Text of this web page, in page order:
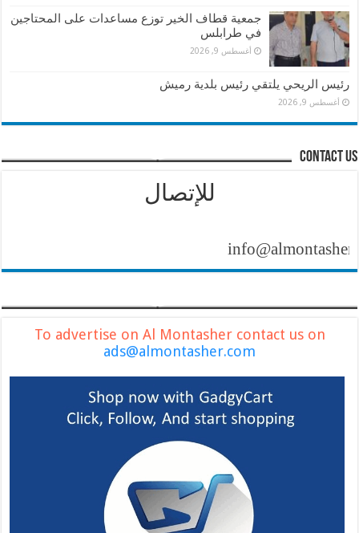
جمعية قطاف الخير توزع مساعدات على المحتاجين
في طرابلس
أغسطس 9, 2026
رئيس الريحي يلتقي رئيس بلدية رميش
أغسطس 9, 2026
contact us
للإتصال
info@almontasher.com
To advertise on Al Montasher contact us on
ads@almontasher.com